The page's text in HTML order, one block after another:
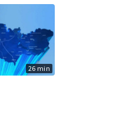
26 min